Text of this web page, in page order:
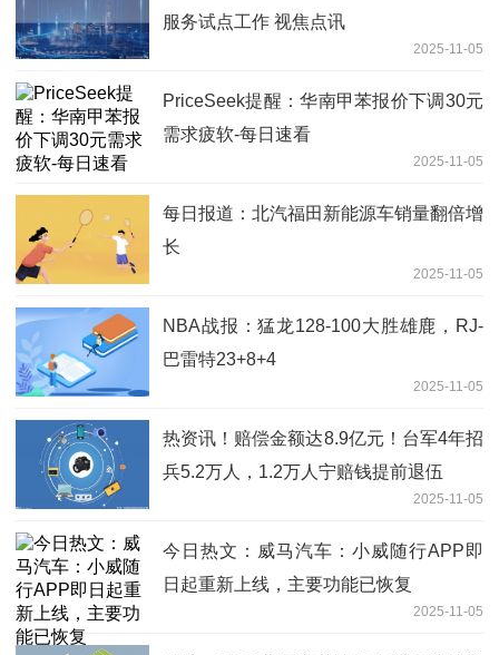
服务试点工作 视焦点讯
2025-11-05
PriceSeek提醒：华南甲苯报价下调30元
需求疲软-每日速看
2025-11-05
每日报道：北汽福田新能源车销量翻倍增
长
2025-11-05
NBA战报：猛龙128-100大胜雄鹿，RJ-
巴雷特23+8+4
2025-11-05
热资讯！赔偿金额达8.9亿元！台军4年招
兵5.2万人，1.2万人宁赔钱提前退伍
2025-11-05
今日热文：威马汽车：小威随行APP即
日起重新上线，主要功能已恢复
2025-11-05